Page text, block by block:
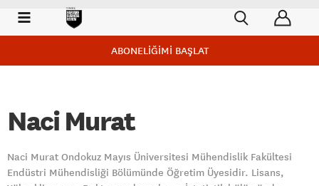
ABONELİĞİMİ BAŞLAT
Naci Murat
Naci Murat Ondokuz Mayıs Üniversitesi Mühendislik Fakültesi
Endüstri Mühendisliği Bölümünde Öğretim Üyesidir. Lisans,